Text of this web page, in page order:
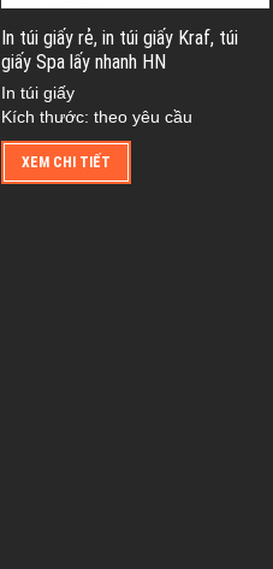
In túi giấy rẻ, in túi giấy Kraf, túi
giấy Spa lấy nhanh HN
In túi giấy
Kích thước: theo yêu cầu
XEM CHI TIẾT